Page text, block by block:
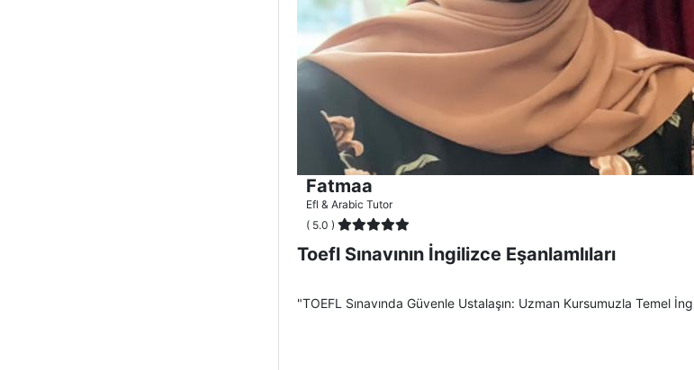
Fatmaa
Efl & Arabic Tutor
( 5.0 )
Toefl Sınavının İngilizce Eşanlamlıları
"TOEFL Sınavında Güvenle Ustalaşın: Uzman Kursumuzla Temel